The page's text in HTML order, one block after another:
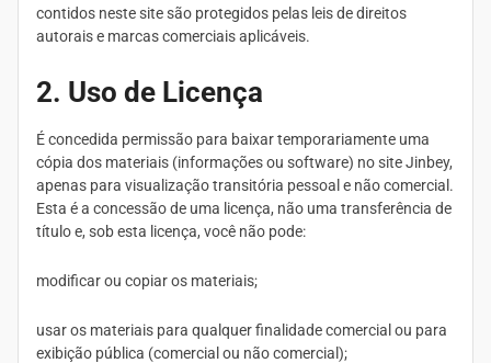
contidos neste site são protegidos pelas leis de direitos
autorais e marcas comerciais aplicáveis.
2. Uso de Licença
É concedida permissão para baixar temporariamente uma
cópia dos materiais (informações ou software) no site Jinbey,
apenas para visualização transitória pessoal e não comercial.
Esta é a concessão de uma licença, não uma transferência de
título e, sob esta licença, você não pode:
modificar ou copiar os materiais;
usar os materiais para qualquer finalidade comercial ou para
exibição pública (comercial ou não comercial);